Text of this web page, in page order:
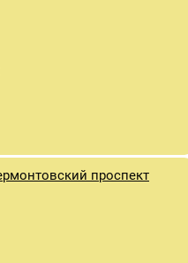
проспект